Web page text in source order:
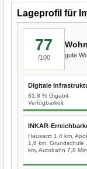
Lageprofil für
77
/100 gute
Digitale
81,8 % Gigabit-
Verfügbarkeit
INKAR-
Hausarzt 1,4 km,
1,6 km, Grundschule
km, Autobahn 7,8 Min.